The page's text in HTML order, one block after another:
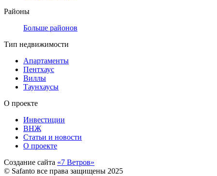
Районы
Больше районов
Тип недвижимости
Апартаменты
Пентхаус
Виллы
Таунхаусы
О проекте
Инвестиции
ВНЖ
Статьи и новости
О проекте
Создание сайта «7 Ветров»
© Safanto все права защищены 2025